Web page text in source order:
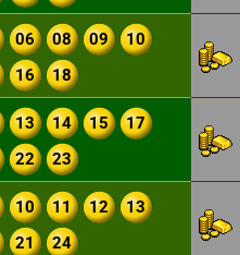
06 08 09
10
16 18
13 14 15
17
22 23
10 11 12
13
21 24